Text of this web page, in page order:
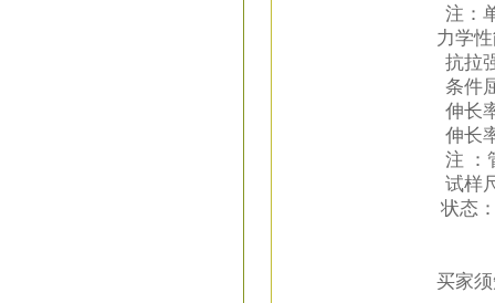
注：
力学
抗拉
条件
伸长
伸长
注 ：
试样
状态
买家